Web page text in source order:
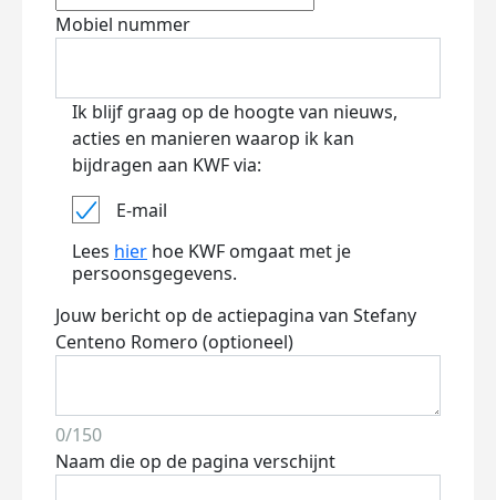
Mobiel nummer
Ik blijf graag op de hoogte van nieuws,
acties en manieren waarop ik kan
bijdragen aan KWF via:
E-mail
Lees hier hoe KWF omgaat met je
persoonsgegevens.
Jouw bericht op de actiepagina van Stefany
Centeno Romero (optioneel)
0/150
Naam die op de pagina verschijnt